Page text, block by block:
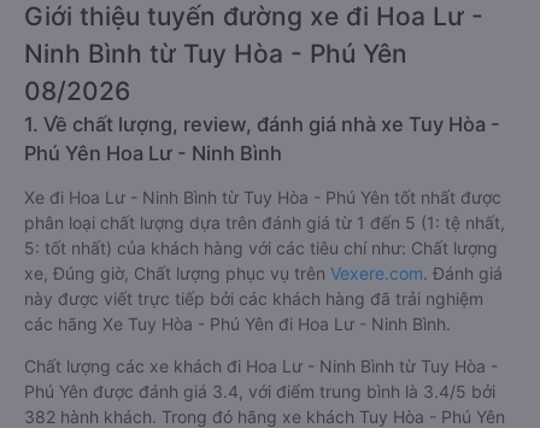
Giới thiệu tuyến đường xe đi Hoa Lư -
Ninh Bình từ Tuy Hòa - Phú Yên
08/2026
1. Về chất lượng, review, đánh giá nhà xe Tuy Hòa -
Phú Yên Hoa Lư - Ninh Bình
Xe đi Hoa Lư - Ninh Bình từ Tuy Hòa - Phú Yên tốt nhất được
phân loại chất lượng dựa trên đánh giá từ 1 đến 5 (1: tệ nhất,
5: tốt nhất) của khách hàng với các tiêu chí như: Chất lượng
xe, Đúng giờ, Chất lượng phục vụ trên Vexere.com. Đánh giá
này được viết trực tiếp bởi các khách hàng đã trải nghiệm
các hãng Xe Tuy Hòa - Phú Yên đi Hoa Lư - Ninh Bình.
Chất lượng các xe khách đi Hoa Lư - Ninh Bình từ Tuy Hòa -
Phú Yên được đánh giá 3.4, với điểm trung bình là 3.4/5 bởi
382 hành khách. Trong đó hãng xe khách Tuy Hòa - Phú Yên